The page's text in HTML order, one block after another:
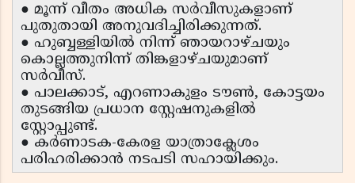
● മൂന്ന് വീതം അധിക സർവീസുകളാണ്
പുതുതായി അനുവദിച്ചിരിക്കുന്നത്.
● ഹുബ്ബള്ളിയിൽ നിന്ന് ഞായറാഴ്ചയും
കൊല്ലത്തുനിന്ന് തിങ്കളാഴ്ചയുമാണ്
സർവീസ്.
● പാലക്കാട്, എറണാകുളം ടൗൺ, കോട്ടയം
തുടങ്ങിയ പ്രധാന സ്റ്റേഷനുകളിൽ
സ്റ്റോപ്പുണ്ട്.
● കർണാടക-കേരള യാത്രാക്ലേശം
പരിഹരിക്കാൻ നടപടി സഹായിക്കും.